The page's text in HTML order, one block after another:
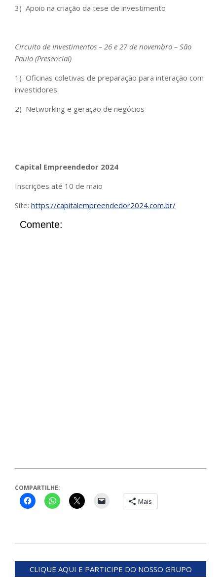
3) Apoio na criação da tese de investimento
Circuito de Investimentos – 26 e 27 de novembro – São
Paulo (Presencial)
1) Oficinas coletivas de preparação para interação com
investidores
2) Networking e geração de negócios
Capital Empreendedor 2024
Inscrições até 10 de maio
Site: https://capitalempreendedor2024.com.br/
Comente:
COMPARTILHE:
Mais
04-
CLIQUE AQUI E PARTICIPE DO NOSSO GRUPO